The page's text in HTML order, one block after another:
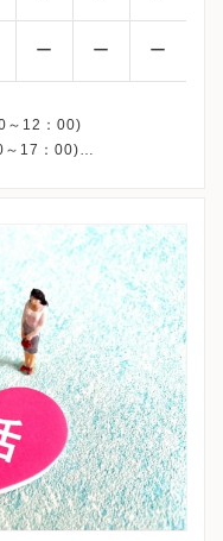
ー ー ー
～12：00)
～17：00)